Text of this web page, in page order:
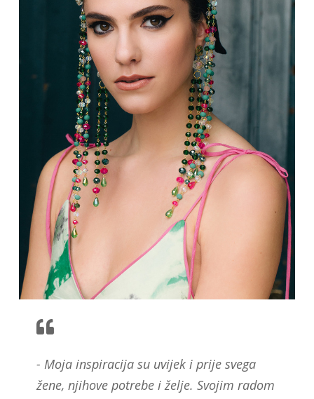
- Moja inspiracija su uvijek i prije svega
žene, njihove potrebe i želje. Svojim radom